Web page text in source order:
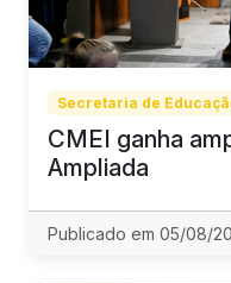
Secretaria de
CMEI ganha
Ampliada
Publicado em 05/08/